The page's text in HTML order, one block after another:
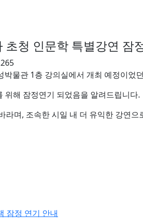
초청 인문학 특별강연 잠
박물관 1층 강의실에서 개최 예정이
위해 잠정연기 되었음을 알려드립니다.
라며, 조속한 시일 내 더 유익한 강연으
잠정 연기 안내